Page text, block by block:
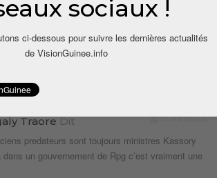
Traore Dit 10 ans depuis
predateurs sont toujours ministres Kassory
dans un gouvernement de Rpg c’est vraiment une
sociaux !
ci-dessous pour suivre les dernières actualités
de VisionGuinee.info